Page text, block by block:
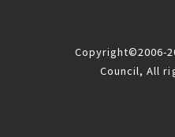
Copyright©2006-
Council, All